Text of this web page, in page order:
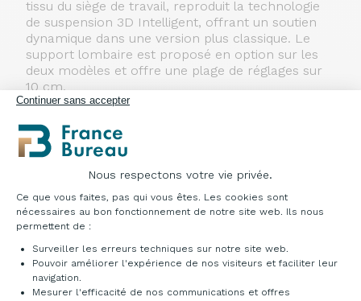
Continuer sans accepter
Nous respectons votre vie privée.
Plateforme de Gestion du Consentement :
Ce que vous faites, pas qui vous êtes. Les cookies sont
nécessaires au bon fonctionnement de notre site web. Ils nous
permettent de :
Surveiller les erreurs techniques sur notre site web.
Pouvoir améliorer l'expérience de nos visiteurs et faciliter leur
navigation.
Mesurer l'efficacité de nos communications et offres
tissu du siège de travail, reproduit la technologie
de suspension 3D Intelligent, offrant un soutien
dynamique dans une version plus classique. Le
support lombaire est proposé en option sur les
deux modèles et offre une plage de réglages sur
10 cm.
Le dossier sans cadre et la colonne en Y du siège
Sayl révèlent l’inspiration et l’intention de son
design. Le dossier en tissu extensible offre une
esthétique plus douce et plus chaleureuse, tout en
conservant l’élégance, le support et l’aération qui
sont la marque distinctive des dossiers à
suspension en 3D de Sayl. Une version
entièrement garnie est également proposée. Ils
offrent tous deux une palette expressive donnant
la touche finale à tout environnement.